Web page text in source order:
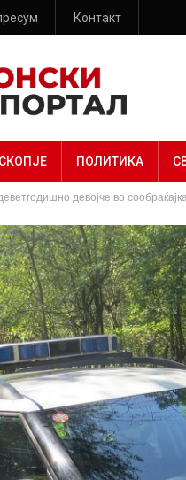
Контакт
СКОПЈЕ ПОЛИТИКА
девојче во